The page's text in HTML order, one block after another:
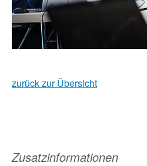
zurück zur Übersicht
Zusatzinformationen